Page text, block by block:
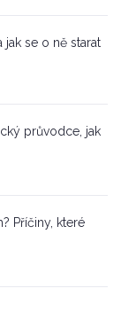
se o ně starat
průvodce, jak
Příčiny, které